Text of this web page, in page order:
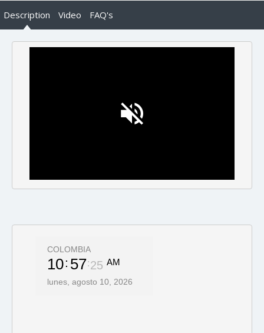
Description Video FAQ's